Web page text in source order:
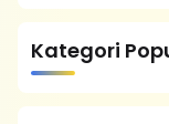
Kategori